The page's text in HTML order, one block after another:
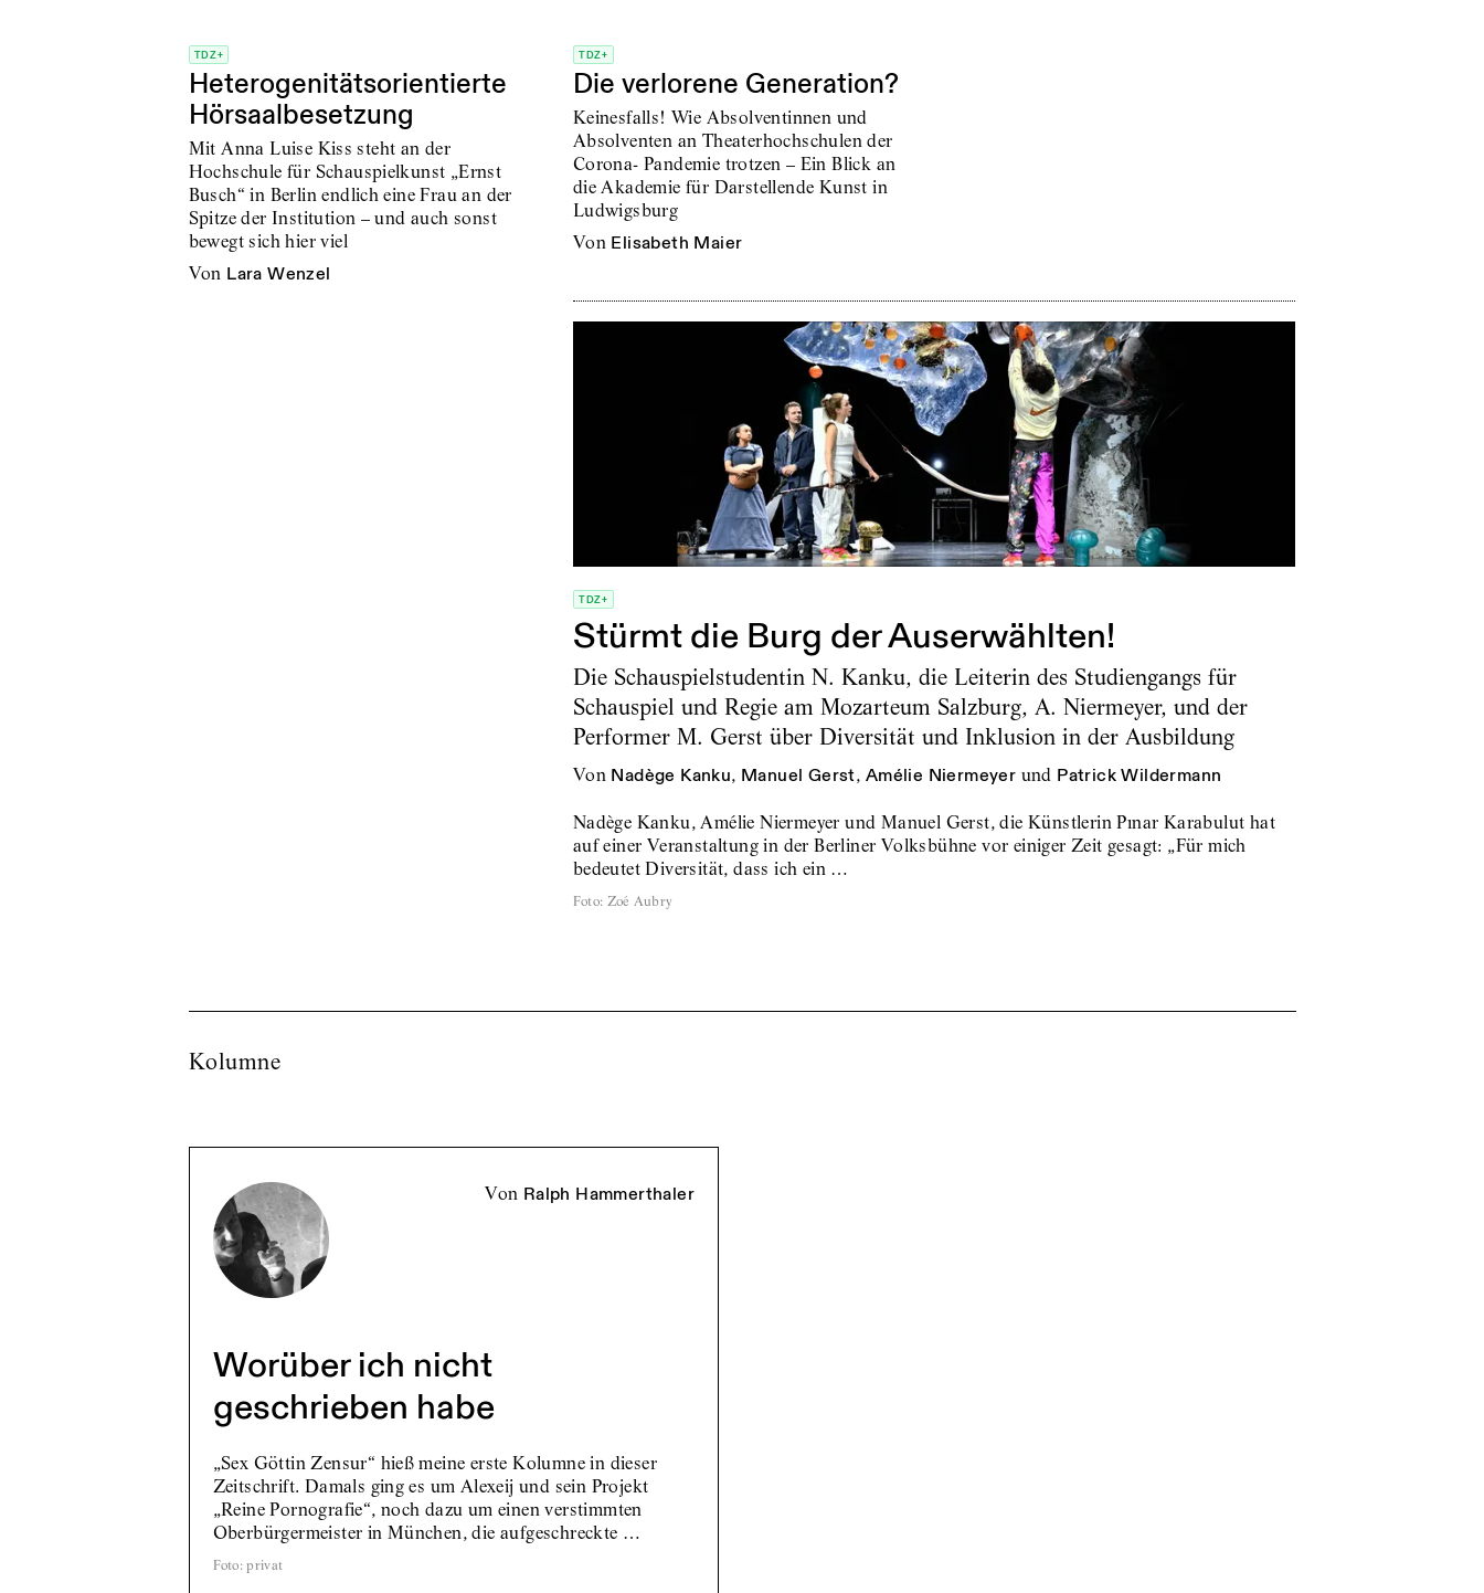
TDZ+
Heterogenitätsorientierte
Hörsaalbesetzung
Mit Anna Luise Kiss steht an der
Hochschule für Schauspielkunst „Ernst
Busch“ in Berlin endlich eine Frau an der
Spitze der Institution – und auch sonst
bewegt sich hier viel
von Lara Wenzel
TDZ+
Die verlorene Generation?
Keinesfalls! Wie Absolventinnen und
Absolventen an Theaterhochschulen der
Corona- Pandemie trotzen – Ein Blick an
die Akademie für Darstellende Kunst in
Ludwigsburg
von Elisabeth Maier
TDZ+
Stürmt die Burg der Auserwählten!
Die Schauspielstudentin N. Kanku, die Leiterin des Studiengangs für
Schauspiel und Regie am Mozarteum Salzburg, A. Niermeyer, und der
Performer M. Gerst über Diversität und Inklusion in der Ausbildung
von Nadège Kanku, Manuel Gerst, Amélie Niermeyer und Patrick Wildermann
Nadège Kanku, Amélie Niermeyer und Manuel Gerst, die Künstlerin Pınar Karabulut hat
auf einer Veranstaltung in der Berliner Volksbühne vor einiger Zeit gesagt: „Für mich
bedeutet Diversität, dass ich ein …
Foto: Zoé Aubry
Kolumne
von Ralph Hammerthaler
Worüber ich nicht
geschrieben habe
„Sex Göttin Zensur“ hieß meine erste Kolumne in dieser
Zeitschrift. Damals ging es um Alexeij und sein Projekt
„Reine Pornografie“, noch dazu um einen verstimmten
Oberbürgermeister in München, die aufgeschreckte …
Foto: privat